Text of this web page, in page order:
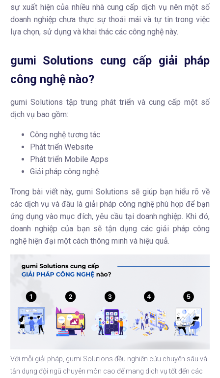
sự xuất hiện của nhiều nhàcung cấp dịch vụ nên một số
doanh nghiệpchưa thực sựthoải mái vàtự tin trong việc
lựa chọn, sử dụng và khai thác các công nghệ này.
gumi Solutions cung cấp giải pháp
công nghệ nào?
gumi Solutions tập trung phát triển và cung cấp một số
dịch vụ bao gồm:
Công nghệ tương tác
Phát triển Website
Phát triển Mobile Apps
Giải pháp công nghệ
Trong bài viết này, gumi Solutions sẽ giúp bạn hiểu rõ về
các dịch vụ và đâu là giải pháp công nghệ phù hợp để bạn
ứng dụng vào mục đích, yêu cầu tại doanh nghiệp. Khi đó,
doanh nghiệp của bạn sẽ tận dụng các giải pháp công
nghệ hiện đại một cách thông minh và hiệu quả.
Với mỗi giải pháp, gumi Solutions đều nghiên cứu chuyên sâu và
tận dụng đội ngũ chuyên môn cao để mang dịch vụ tốt đến các